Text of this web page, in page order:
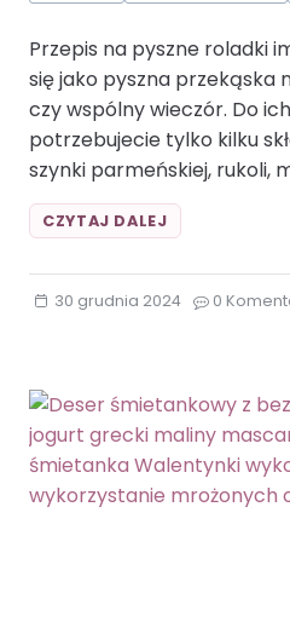
Przepis na pyszne roladki
się jako pyszna przekąska
czy wspólny wieczór. Do
potrzebujecie tylko kilku
szynki parmeńskiej, rukoli,
CZYTAJ DALEJROLADKI
Z
AWOKADO
MANGO
PRZEKĄSKA
RUKOLA
SYLWESTER
SZYNKA
30 grudnia 2024 0